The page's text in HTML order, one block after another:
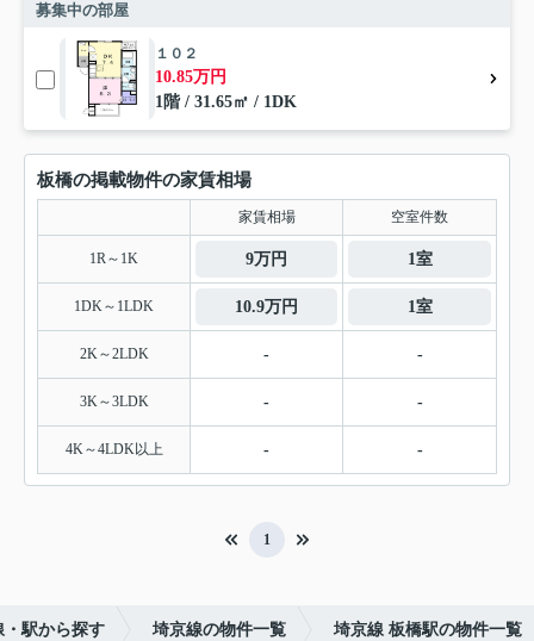
募集中の部屋
１０２
10.85万円
1階 / 31.65㎡ / 1DK
板橋の掲載物件の家賃相場
家賃相場 空室件数
1R～1K 9万円 1室
1DK～1LDK 10.9万円 1室
2K～2LDK - -
3K～3LDK - -
4K～4LDK以上 - -
1
・駅から探す 埼京線の物件一覧 埼京線 板橋駅の物件一覧